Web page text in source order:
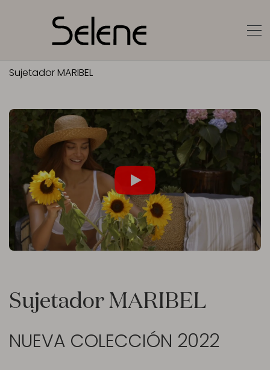
Sujetador MARIBEL
Sujetador MARIBEL
NUEVA COLECCIÓN 2022